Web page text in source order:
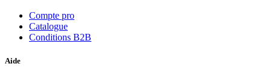
Compte pro
Catalogue
Conditions B2B
Aide